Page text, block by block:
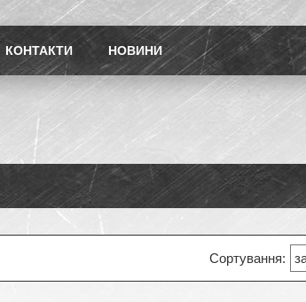
КОНТАКТИ НОВИНИ